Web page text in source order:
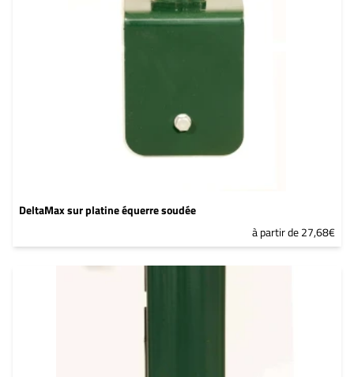
DeltaMax sur platine équerre soudée
à partir de 27,68€